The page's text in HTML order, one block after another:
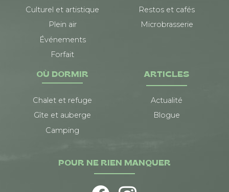
Culturel et artistique
Plein air
Événements
Forfait
Restos et cafés
Microbrasserie
OÙ DORMIR
Chalet et refuge
Gîte et auberge
Camping
ARTICLES
Actualité
Blogue
POUR NE RIEN MANQUER